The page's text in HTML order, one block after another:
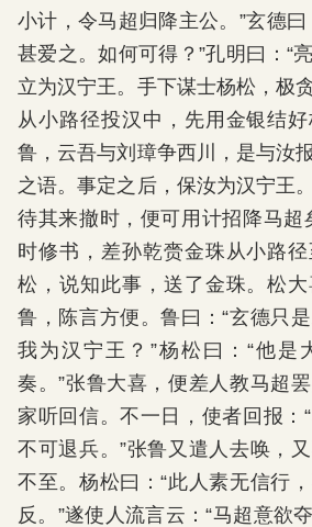
小计，令马超归降主公。”玄德曰
甚爱之。如何可得？”孔明曰：“
立为汉宁王。手下谋士杨松，极
从小路径投汉中，先用金银结
鲁，云吾与刘璋争西川，是与汝
之语。事定之后，保汝为汉宁王
待其来撤时，便可用计招降马超
时修书，差孙乾赍金珠从小路
松，说知此事，送了金珠。松
鲁，陈言方便。鲁曰：“玄德只
我为汉宁王？”杨松曰：“他是
奏。”张鲁大喜，便差人教马超
家听回信。不一日，使者回报：
不可退兵。”张鲁又遣人去唤，
不至。杨松曰：“此人素无信行
反。”遂使人流言云：“马超意欲